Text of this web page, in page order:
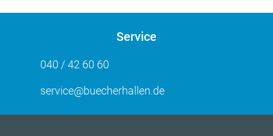
Service
040 / 42 60 60
service@buecherhallen.de